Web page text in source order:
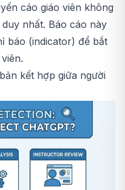
cáo giáo viên không
nhất. Báo cáo này
báo (indicator) để bắt
kết hợp giữa người